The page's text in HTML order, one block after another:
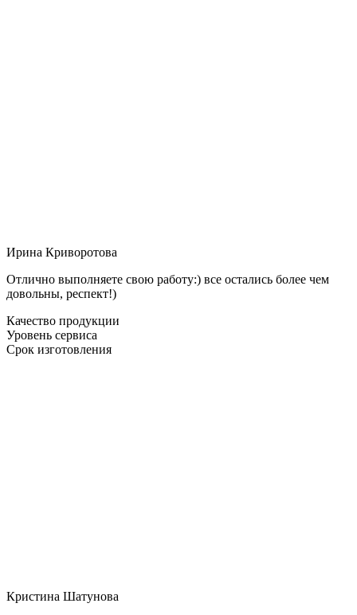
Ирина Криворотова
Отлично выполняете свою работу:) все остались более чем
довольны, респект!)
Качество продукции
Уровень сервиса
Срок изготовления
Кристина Шатунова